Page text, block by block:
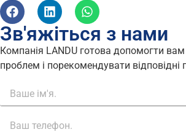
Зв'яжіться з нами
Компанія LANDU готова допомогти
проблем і порекомендувати відповідні